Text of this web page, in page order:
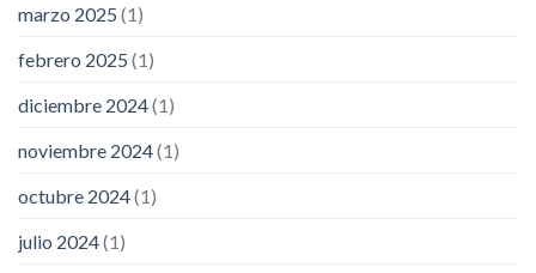
marzo 2025 (1)
febrero 2025 (1)
diciembre 2024(1)
noviembre 2024(1)
octubre 2024(1)
julio 2024(1)